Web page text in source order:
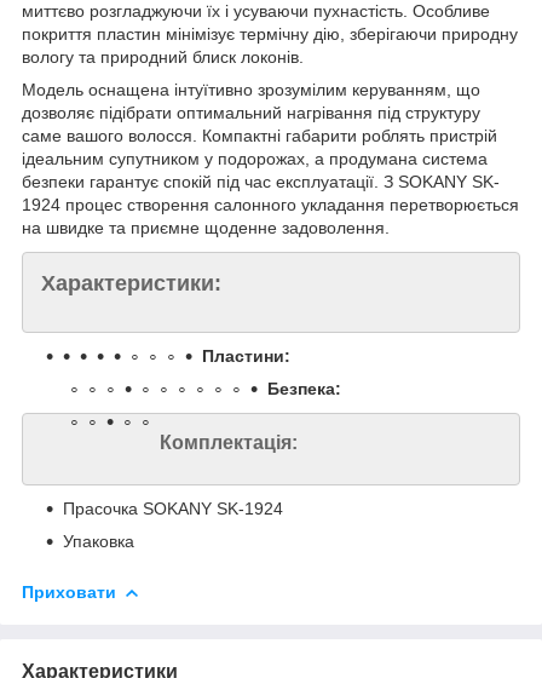
миттєво розгладжуючи їх і усуваючи пухнастість. Особливе
покриття пластин мінімізує термічну дію, зберігаючи природну
вологу та природний блиск локонів.
Модель оснащена інтуїтивно зрозумілим керуванням, що
дозволяє підібрати оптимальний нагрівання під структуру
саме вашого волосся. Компактні габарити роблять пристрій
ідеальним супутником у подорожах, а продумана система
безпеки гарантує спокій під час експлуатації. З SOKANY SK-
1924 процес створення салонного укладання перетворюється
на швидке та приємне щоденне задоволення.
Характеристики:
Пластини:
Безпека:
Комплектація:
Прасочка SOKANY SK-1924
Упаковка
Приховати
Характеристики